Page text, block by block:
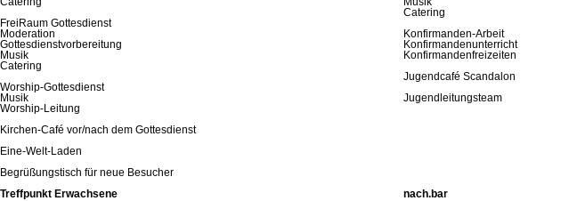
FreiRaum Gottesdienst
Moderation
Gottesdienstvorbereitung
Musik
Catering
Worship-Gottesdienst
Musik
Worship-Leitung
Kirchen-Café vor/nach dem Gottesdienst
Eine-Welt-Laden
Begrüßungstisch für neue Besucher
Catering
Konfirmanden-Arbeit
Konfirmandenunterricht
Konfirmandenfreizeiten
Jugendcafé Scandalon
Jugendleitungsteam
Treffpunkt Erwachsene
nach.bar